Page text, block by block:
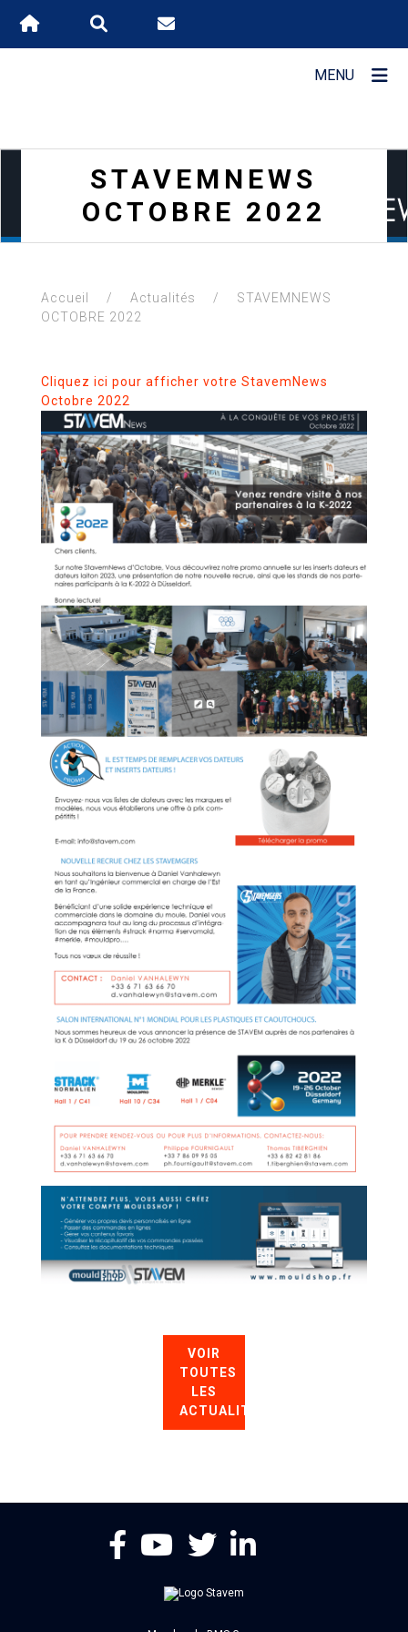
MENU
LES
STAVEM
STAVEM
INTERNATIONAL
REJOIGNEZ-
NOUS
VISITEZ
NOTRE
SHOWROOM
PRODUITS
DOCUMENTATION
STAVEM
ACTUALITÉS
STAVEMNEWS
OCTOBRE 2022
Accueil / Actualités /
STAVEMNEWS
OCTOBRE 2022
Cliquez ici pour afficher votre StavemNews
Octobre 2022
VOIR
TOUTES
LES
ACTUALITÉS